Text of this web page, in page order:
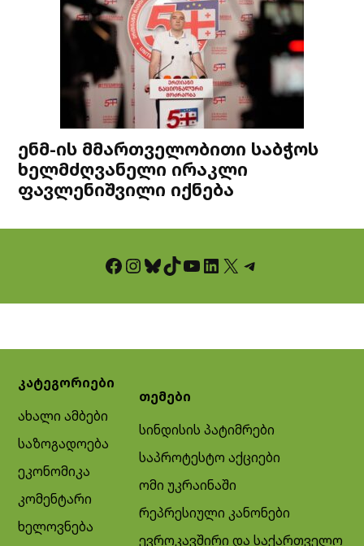
ენმ-ის მმართველობითი საბჭოს
ხელმძღვანელი ირაკლი
ფავლენიშვილი იქნება
Facebook InstagramBluesky TikTok YouTube LinkedIn X Telegram
კატეგორიები
ახალი ამბები
საზოგადოება
ეკონომიკა
კომენტარი
ხელოვნება
თემები
სინდისის პატიმრები
საპროტესტო აქციები
ომი უკრაინაში
რეპრესიული კანონები
ევროკავშირი და საქართველო